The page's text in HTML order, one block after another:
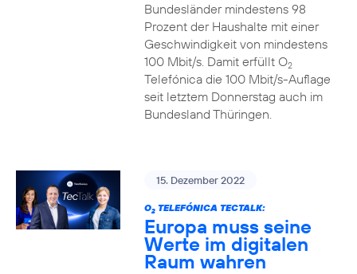
Bundesländer mindestens 98
Prozent der Haushalte mit einer
Geschwindigkeit von mindestens
100 Mbit/s. Damit erfüllt O2
Telefónica die 100 Mbit/s-Auflage
seit letztem Donnerstag auch im
Bundesland Thüringen.
15. Dezember 2022
O2TELEFÓNICA TECTALK:
Europa muss seine
Werte im digitalen
Raum wahren